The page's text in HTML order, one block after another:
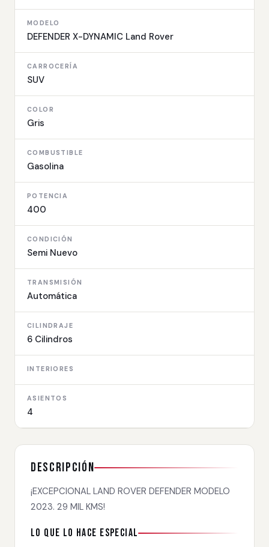
MODELO
DEFENDER X-DYNAMIC Land Rover
CARROCERÍA
SUV
COLOR
Gris
COMBUSTIBLE
Gasolina
POTENCIA
400
CONDICIÓN
Semi Nuevo
TRANSMISIÓN
Automática
CILINDRAJE
6 Cilindros
INTERIORES
ASIENTOS
4
Descripción
¡EXCEPCIONAL LAND ROVER DEFENDER MODELO
2023. 29 MIL KMS!
Lo que lo hace especial